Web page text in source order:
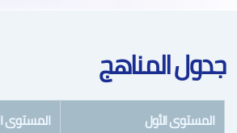
جدول المناهج
المستوى الأول
المستوى